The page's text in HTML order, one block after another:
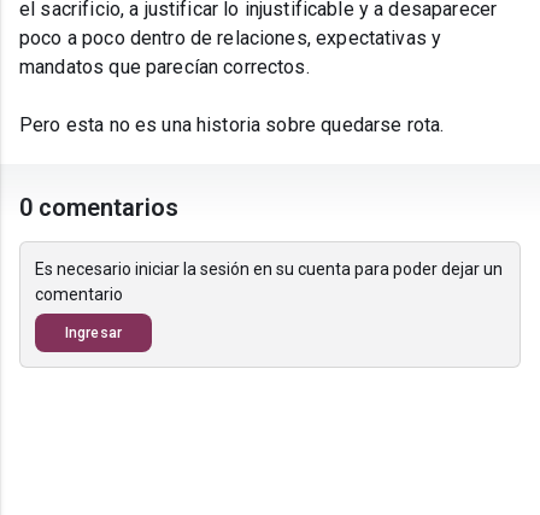
el sacrificio, a justificar lo injustificable y a desaparecer
poco a poco dentro de relaciones, expectativas y
mandatos que parecían correctos.
Pero esta no es una historia sobre quedarse rota.
0 comentarios
Es necesario iniciar la sesión en su cuenta para poder dejar un
comentario
Ingresar